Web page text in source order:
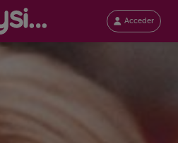
Acceder